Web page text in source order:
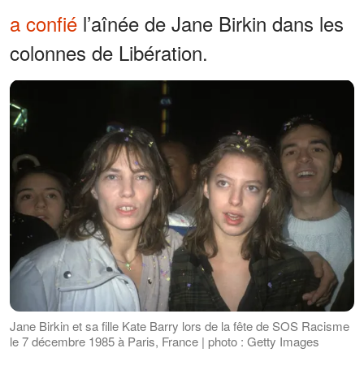
a confié l’aînée de Jane Birkin dans les
colonnes de Libération.
Jane Birkin et sa fille Kate Barry lors de la fête de SOS Racisme
le 7 décembre 1985 à Paris, France | photo : Getty Images